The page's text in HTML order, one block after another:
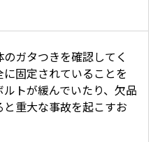
ガタつきを確認してく
固定されていることを
トが緩んでいたり、欠品
重大な事故を起こすお